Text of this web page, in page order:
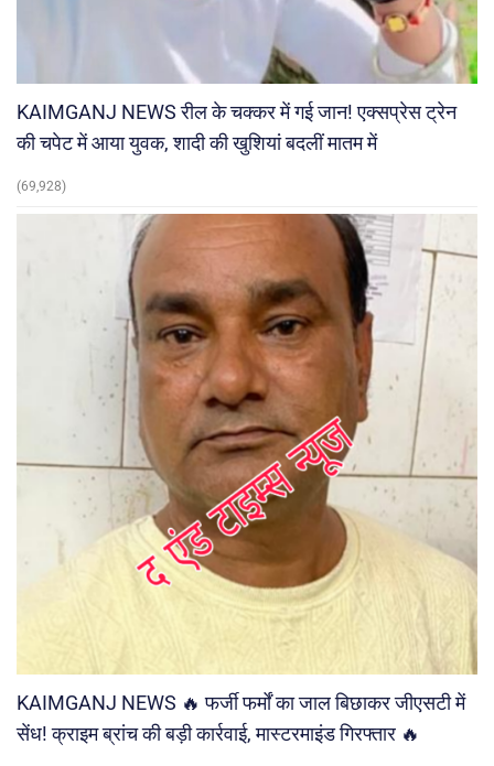
KAIMGANJ NEWS रील के चक्कर में गई जान! एक्सप्रेस ट्रेन
की चपेट में आया युवक, शादी की खुशियां बदलीं मातम में
(69,928)
KAIMGANJ NEWS 🔥 फर्जी फर्मों का जाल बिछाकर जीएसटी में
सेंध! क्राइम ब्रांच की बड़ी कार्रवाई, मास्टरमाइंड गिरफ्तार 🔥